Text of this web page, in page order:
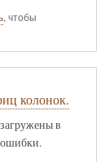
, чтобы
колонок.
в